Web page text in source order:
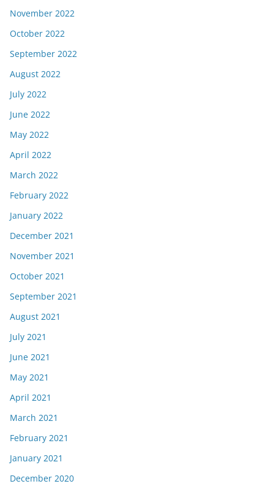
November 2022
October 2022
September 2022
August 2022
July 2022
June 2022
May 2022
April 2022
March 2022
February 2022
January 2022
December 2021
November 2021
October 2021
September 2021
August 2021
July 2021
June 2021
May 2021
April 2021
March 2021
February 2021
January 2021
December 2020